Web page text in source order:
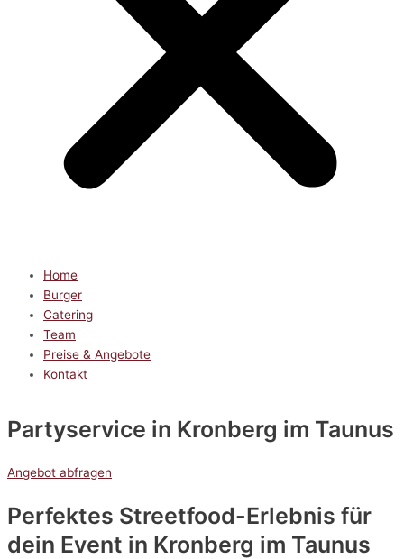
Home
Burger
Catering
Team
Preise & Angebote
Kontakt
Partyservice in Kronberg im Taunus
Angebot abfragen
Perfektes Streetfood-Erlebnis für
dein Event in Kronberg im Taunus